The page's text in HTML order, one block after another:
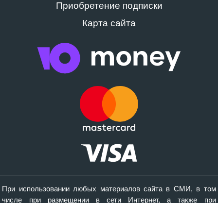
Приобретение подписки
Карта сайта
При использовании любых материалов сайта в СМИ, в том
числе при размещении в сети Интернет, а также при